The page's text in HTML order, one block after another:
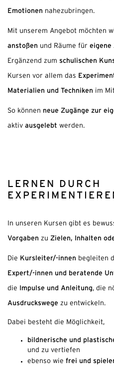
Emotionen nahezubringen.
Mit unserem Angebot möchten
anstoßen und Räume für eigene
Ergänzend zum schulischen
Kursen vor allem das
Materialien und Techniken im
So können neue Zugänge zur
aktiv ausgelebt werden.
LERNEN DURCH
In unseren Kursen gibt es
Vorgaben zu Zielen, Inhalten
Die Kursleiter/-innen begleiten
Expert/-innen und beratende
die Impulse und Anleitung, die
Ausdruckswege zu entwickeln.
Dabei besteht die Möglichkeit,
bildnerische und
und zu vertiefen
ebenso wie frei und